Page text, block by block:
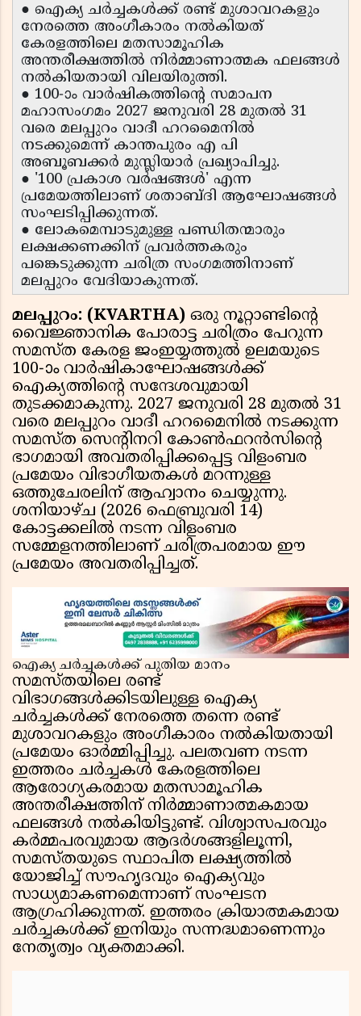
● ഐക്യ ചർച്ചകൾക്ക് രണ്ട് മുശാവറകളും
നേരത്തെ അംഗീകാരം നൽകിയത്
കേരളത്തിലെ മതസാമൂഹിക
അന്തരീക്ഷത്തിൽ നിർമ്മാണാത്മക ഫലങ്ങൾ
നൽകിയതായി വിലയിരുത്തി.
● 100-ാം വാർഷികത്തിന്റെ സമാപന
മഹാസംഗമം 2027 ജനുവരി 28 മുതൽ 31
വരെ മലപ്പുറം വാദീ ഹറമൈനിൽ
നടക്കുമെന്ന് കാന്തപുരം എ പി
അബൂബക്കർ മുസ്ലിയാർ പ്രഖ്യാപിച്ചു.
● '100 പ്രകാശ വർഷങ്ങൾ' എന്ന
പ്രമേയത്തിലാണ് ശതാബ്ദി ആഘോഷങ്ങൾ
സംഘടിപ്പിക്കുന്നത്.
● ലോകമെമ്പാടുമുള്ള പണ്ഡിതന്മാരും
ലക്ഷക്കണക്കിന് പ്രവർത്തകരും
പങ്കെടുക്കുന്ന ചരിത്ര സംഗമത്തിനാണ്
മലപ്പുറം വേദിയാകുന്നത്.
മലപ്പുറം: (KVARTHA) ഒരു നൂറ്റാണ്ടിന്റെ
വൈജ്ഞാനിക പോരാട്ട ചരിത്രം പേറുന്ന
സമസ്ത കേരള ജംഇയ്യത്തുൽ ഉലമയുടെ
100-ാം വാർഷികാഘോഷങ്ങൾക്ക്
ഐക്യത്തിന്റെ സന്ദേശവുമായി
തുടക്കമാകുന്നു. 2027 ജനുവരി 28 മുതൽ 31
വരെ മലപ്പുറം വാദീ ഹറമൈനിൽ നടക്കുന്ന
സമസ്ത സെന്റിനറി കോൺഫറൻസിന്റെ
ഭാഗമായി അവതരിപ്പിക്കപ്പെട്ട വിളംബര
പ്രമേയം വിഭാഗീയതകൾ മറന്നുള്ള
ഒത്തുചേരലിന് ആഹ്വാനം ചെയ്യുന്നു.
ശനിയാഴ്ച (2026 ഫെബ്രുവരി 14)
കോട്ടക്കലിൽ നടന്ന വിളംബര
സമ്മേളനത്തിലാണ് ചരിത്രപരമായ ഈ
പ്രമേയം അവതരിപ്പിച്ചത്.
ഐക്യ ചർച്ചകൾക്ക് പുതിയ മാനം
സമസ്തയിലെ രണ്ട്
വിഭാഗങ്ങൾക്കിടയിലുള്ള ഐക്യ
ചർച്ചകൾക്ക് നേരത്തെ തന്നെ രണ്ട്
മുശാവറകളും അംഗീകാരം നൽകിയതായി
പ്രമേയം ഓർമ്മിപ്പിച്ചു. പലതവണ നടന്ന
ഇത്തരം ചർച്ചകൾ കേരളത്തിലെ
ആരോഗ്യകരമായ മതസാമൂഹിക
അന്തരീക്ഷത്തിന് നിർമ്മാണാത്മകമായ
ഫലങ്ങൾ നൽകിയിട്ടുണ്ട്. വിശ്വാസപരവും
കർമ്മപരവുമായ ആദർശങ്ങളിലൂന്നി,
സമസ്തയുടെ സ്ഥാപിത ലക്ഷ്യത്തിൽ
യോജിച്ച് സൗഹൃദവും ഐക്യവും
സാധ്യമാകണമെന്നാണ് സംഘടന
ആഗ്രഹിക്കുന്നത്. ഇത്തരം ക്രിയാത്മകമായ
ചർച്ചകൾക്ക് ഇനിയും സന്നദ്ധമാണെന്നും
നേതൃത്വം വ്യക്തമാക്കി.